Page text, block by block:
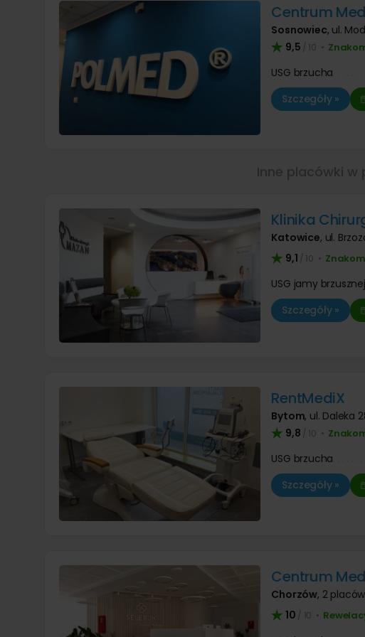
Centrum
Sosnowiec, ul.
9,5 / 10 •
USG brzucha
Szczegóły »
Klinika
Katowice, ul.
9,1 / 10 •
USG jamy
Szczegóły »
RentMediX
Bytom, ul. Daleka
9,8 / 10 •
USG brzucha
Szczegóły »
Centrum
Chorzów, 2
10 / 10 •